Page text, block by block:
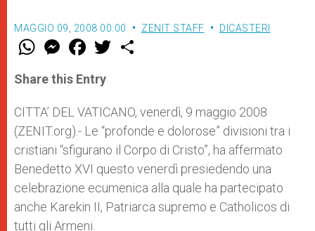
MAGGIO 09, 2008 00:00 ZENIT STAFF DICASTERI
W
t
s
p
p
M
e
s
e
g
e
r
F
a
e
b
o
k
w
r
Share this Entry
CITTA’ DEL VATICANO, venerdì, 9 maggio 2008
(ZENIT.org).- Le “profonde e dolorose” divisioni tra i
cristiani “sfigurano il Corpo di Cristo”, ha affermato
Benedetto XVI questo venerdì presiedendo una
celebrazione ecumenica alla quale ha partecipato
anche Karekin II, Patriarca supremo e Catholicos di
tutti gli Armeni.